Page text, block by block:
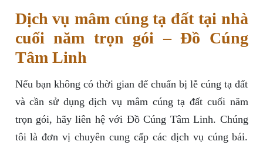
Dịch vụ mâm cúng tạ đất tại nhà
cuối năm trọn gói – Đồ Cúng
Tâm Linh
Nếu bạn không có thời gian để chuẩn bị lễ cúng tạ đất
và cần sử dụng dịch vụ mâm cúng tạ đất cuối năm
trọn gói, hãy liên hệ với Đồ Cúng Tâm Linh. Chúng
tôi là đơn vị chuyên cung cấp các dịch vụ cúng bái.